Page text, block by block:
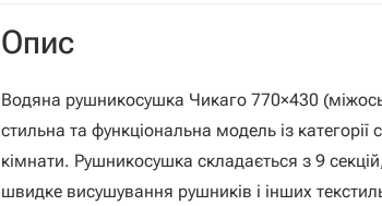
Опис
Водяна рушникосушка Чикаго 770×430
стильна та функціональна модель із
кімнати. Рушникосушка складається з 9
швидке висушування рушників і інших